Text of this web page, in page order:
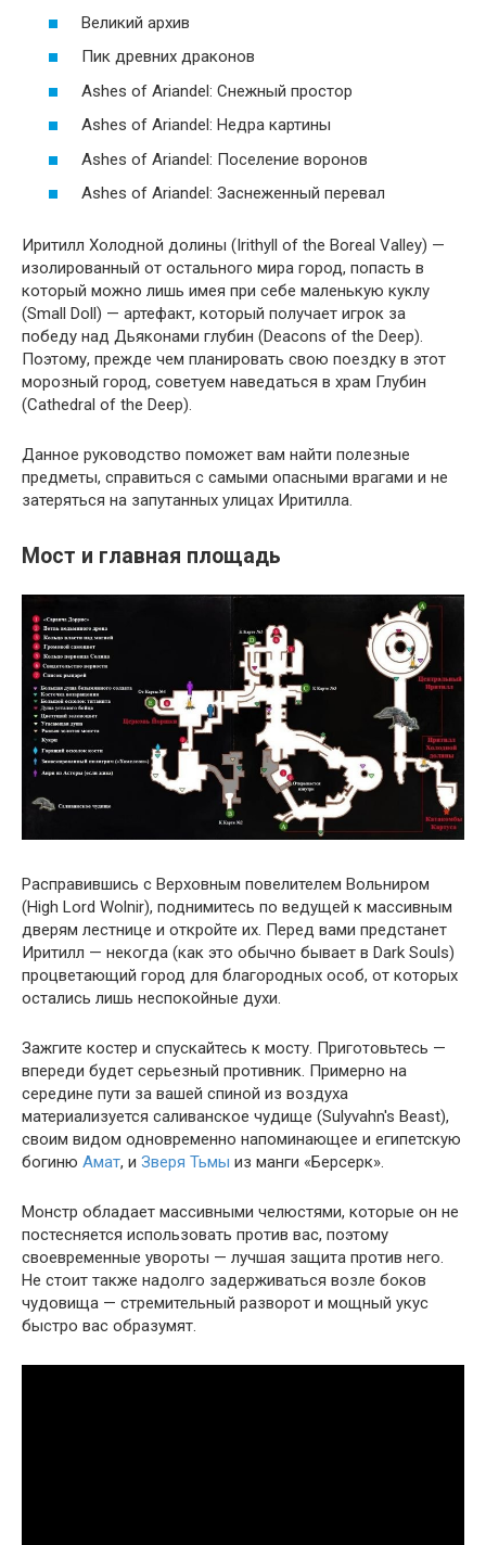
Великий архив
Пик древних драконов
Ashes of Ariandel: Снежный простор
Ashes of Ariandel: Недра картины
Ashes of Ariandel: Поселение воронов
Ashes of Ariandel: Заснеженный перевал
Иритилл Холодной долины (Irithyll of the Boreal Valley) —
изолированный от остального мира город, попасть в
который можно лишь имея при себе маленькую куклу
(Small Doll) — артефакт, который получает игрок за
победу над Дьяконами глубин (Deacons of the Deep).
Поэтому, прежде чем планировать свою поездку в этот
морозный город, советуем наведаться в храм Глубин
(Cathedral of the Deep).
Данное руководство поможет вам найти полезные
предметы, справиться с самыми опасными врагами и не
затеряться на запутанных улицах Иритилла.
Мост и главная площадь
Расправившись с Верховным повелителем Вольниром
(High Lord Wolnir), поднимитесь по ведущей к массивным
дверям лестнице и откройте их. Перед вами предстанет
Иритилл — некогда (как это обычно бывает в Dark Souls)
процветающий город для благородных особ, от которых
остались лишь неспокойные духи.
Зажгите костер и спускайтесь к мосту. Приготовьтесь —
впереди будет серьезный противник. Примерно на
середине пути за вашей спиной из воздуха
материализуется саливанское чудище (Sulyvahn's Beast),
своим видом одновременно напоминающее и египетскую
богиню Амат, и Зверя Тьмы из манги «Берсерк».
Монстр обладает массивными челюстями, которые он не
постесняется использовать против вас, поэтому
своевременные увороты — лучшая защита против него.
Не стоит также надолго задерживаться возле боков
чудовища — стремительный разворот и мощный укус
быстро вас образумят.